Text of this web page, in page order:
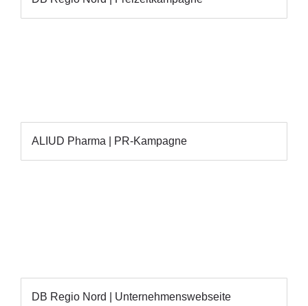
ALIUD Pharma | PR-Kampagne
DB Regio Nord | Unternehmenswebseite